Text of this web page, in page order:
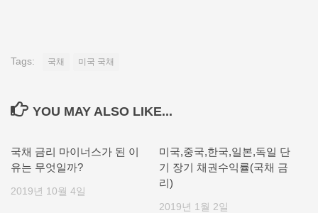
Tags: 국채 미국 국채
YOU MAY ALSO LIKE...
국채 금리 마이너스가 된 이
유는 무엇일까?
2019년 10월 4일
미국,중국,한국,일본,독일 단
기 장기 채권수익률(국채 금
리)
2019년 1월 2일